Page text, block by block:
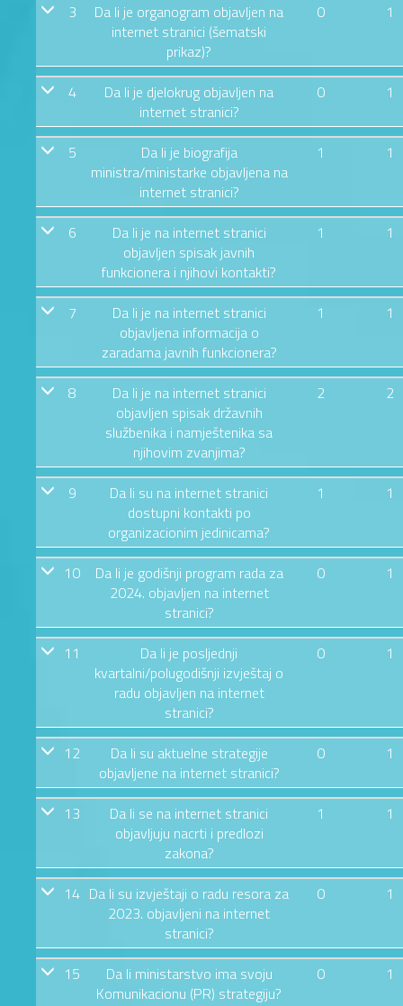
3
Da li je organogram objavljen na
internet stranici (šematski
prikaz)?
0 1
4
Da li je djelokrug objavljen na
internet stranici?
0 1
5
Da li je biografija
ministra/ministarke objavljena na
internet stranici?
1 1
6
Da li je na internet stranici
objavljen spisak javnih
funkcionera i njihovi kontakti?
1 1
7
Da li je na internet stranici
objavljena informacija o
zaradama javnih funkcionera?
1 1
8
Da li je na internet stranici
objavljen spisak državnih
službenika i namještenika sa
njihovim zvanjima?
2 2
9
Da li su na internet stranici
dostupni kontakti po
organizacionim jedinicama?
1 1
10
Da li je godišnji program rada za
2024. objavljen na internet
stranici?
0 1
11
Da li je posljednji
kvartalni/polugodišnji izvještaj o
radu objavljen na internet
stranici?
0 1
12
Da li su aktuelne strategije
objavljene na internet stranici?
0 1
13
Da li se na internet stranici
objavljuju nacrti i predlozi
zakona?
1 1
14 Da li su izvještaji o radu resora za
2023. objavljeni na internet
stranici?
0 1
15
Da li ministarstvo ima svoju
Komunikacionu (PR) strategiju?
0 1